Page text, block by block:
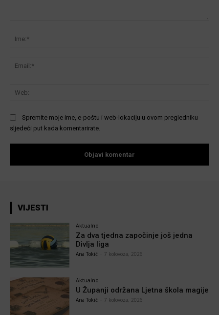
Spremite moje ime, e-poštu i web-lokaciju u ovom pregledniku
sljedeći put kada komentarirate.
VIJESTI
Aktualno
Za dva tjedna započinje još jedna
Divlja liga
Ana Tokić 7 kolovoza, 2026
Aktualno
U Županji održana Ljetna škola magije
Ana Tokić 7 kolovoza, 2026